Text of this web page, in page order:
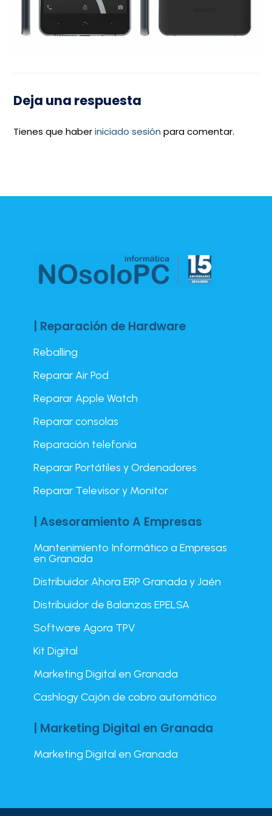
Deja una respuesta
Tienes que haberiniciado sesión para comentar.
| Reparación de Hardware
Reballing
Reparar Air Pod
Reparar Apple Watch
Reparar consolas
Reparación telefonía
Reparar Portátiles y Ordenadores
Reparar Televisor y Monitor
| Asesoramiento A Empresas
Mantenimiento Informático a Empresas
en Granada
Distribuidor Ahora ERP Granada y Jaén
Distribuidor de Balanzas EPELSA
Software Agora TPV
Kit Digital
Marketing Digital en Granada
Cashlogy Cajón de cobro automático
| Marketing Digital en Granada
Marketing Digital en Granada